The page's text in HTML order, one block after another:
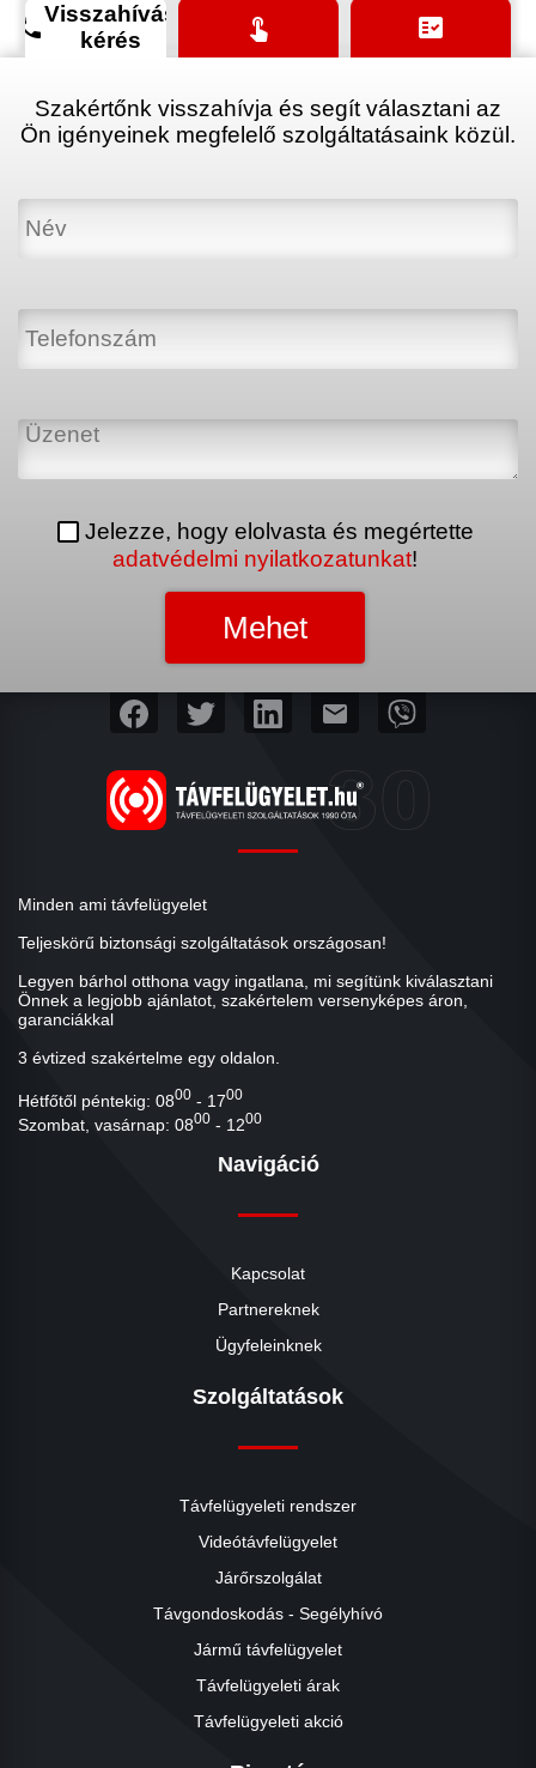
phoneVisszahívás
kérés
touch_app fact_check
Szakértőnk visszahívja és segít választani az
Ön igényeinek megfelelő szolgáltatásaink közül.
Jelezze, hogy elolvasta és megértette
adatvédelmi nyilatkozatunkat!
mail
Minden ami távfelügyelet
Teljeskörű biztonsági szolgáltatások országosan!
Legyen bárhol otthona vagy ingatlana, mi segítünk kiválasztani
Önnek a legjobb ajánlatot, szakértelem versenyképes áron,
garanciákkal
3 évtized szakértelme egy oldalon.
Hétfőtől péntekig: 0800 - 1700
Szombat, vasárnap: 0800 - 1200
Navigáció
Kapcsolat
Partnereknek
Ügyfeleinknek
Szolgáltatások
Távfelügyeleti rendszer
Videótávfelügyelet
Járőrszolgálat
Távgondoskodás - Segélyhívó
Jármű távfelügyelet
Távfelügyeleti árak
Távfelügyeleti akció